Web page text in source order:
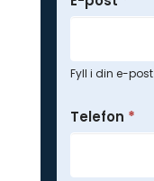
Fyll i din e-post
Telefon *